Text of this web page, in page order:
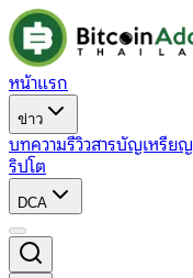
หน้าแรก
ข่าว
บทความรีวิวสารบัญเหรียญ
ริปโต
DCA